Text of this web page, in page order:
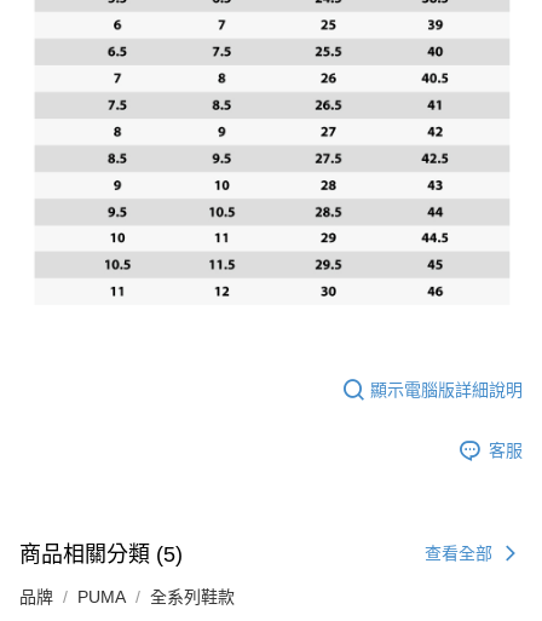
顯示電腦版詳細說明
客服
商品相關分類 (5) 查看全部
品牌 PUMA 全系列鞋款